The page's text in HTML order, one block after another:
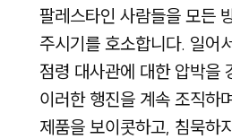
팔레스타인 사람들을 모든
주시기를 호소합니다. 일어
점령 대사관에 대한 압박을
이러한 행진을 계속 조직하
제품을 보이콧하고, 침묵하